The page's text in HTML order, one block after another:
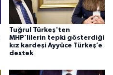
Tuğrul Türkeş'ten
MHP’lilerin tepki gösterdiği
kız kardeşi Ayyüce Türkeş’e
destek